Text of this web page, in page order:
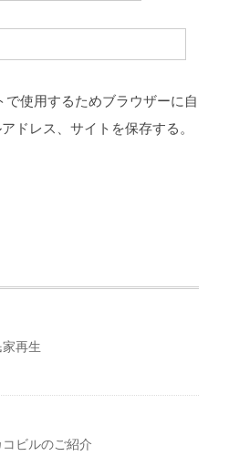
で使用するためブラウザーに自
ドレス、サイトを保存する。
再生
コビルのご紹介